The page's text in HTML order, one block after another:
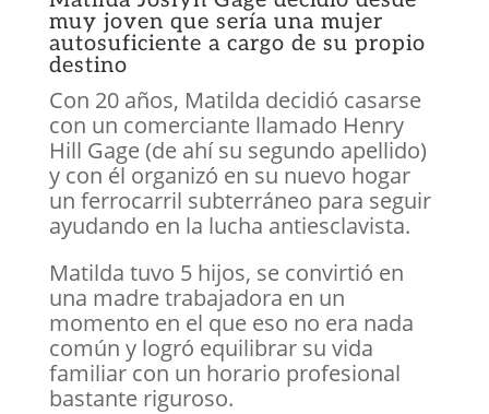
muy joven que sería una mujer
autosuficiente a cargo de su propio
destino
Con 20 años, Matilda decidió casarse
con un comerciante llamado Henry
Hill Gage (de ahí su segundo apellido)
y con él organizó en su nuevo hogar
un ferrocarril subterráneo para seguir
ayudando en la lucha antiesclavista.
Matilda tuvo 5 hijos, se convirtió en
una madre trabajadora en un
momento en el que eso no era nada
común y logró equilibrar su vida
familiar con un horario profesional
bastante riguroso.